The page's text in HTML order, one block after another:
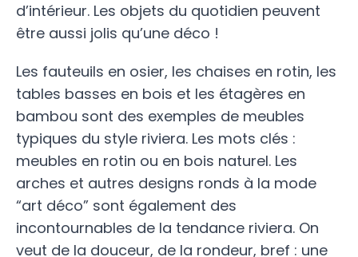
d’intérieur. Les objets du quotidien peuvent
être aussi jolis qu’une déco !
Les fauteuils en osier, les chaises en rotin, les
tables basses en bois et les étagères en
bambou sont des exemples de meubles
typiques du style riviera. Les mots clés :
meubles en rotin ou en bois naturel. Les
arches et autres designs ronds à la mode
“art déco” sont également des
incontournables de la tendance riviera. On
veut de la douceur, de la rondeur, bref : une